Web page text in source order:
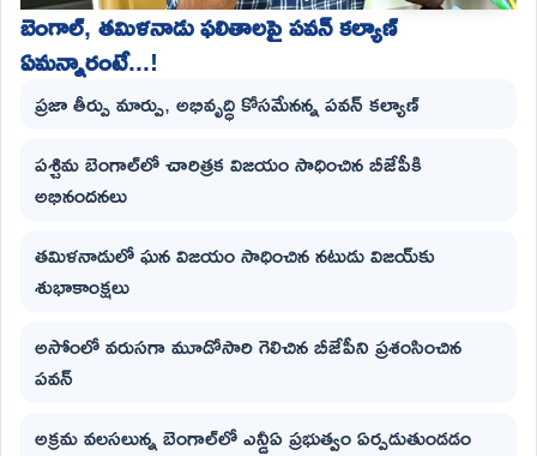
బెంగాల్, తమిళనాడు ఫలితాలపై పవన్ కల్యాణ్
ఏమన్నారంటే...!
ప్రజా తీర్పు మార్పు, అభివృద్ధి కోసమేనన్న పవన్ కల్యాణ్
పశ్చిమ బెంగాల్‌లో చారిత్రక విజయం సాధించిన బీజేపీకి
అభినందనలు
తమిళనాడులో ఘన విజయం సాధించిన నటుడు విజయ్‌కు
శుభాకాంక్షలు
అసోంలో వరుసగా మూడోసారి గెలిచిన బీజేపీని ప్రశంసించిన
పవన్
అక్రమ వలసలున్న బెంగాల్‌లో ఎన్డీఏ ప్రభుత్వం ఏర్పడుతుండడం